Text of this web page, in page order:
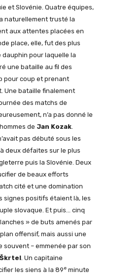
et Slovénie. Quatre équipes,
naturellement trusté la
aux attentes placées en
place, elle, fut des plus
pour laquelle la
une bataille au fil des
pour coup et prenant
Une bataille finalement
des matchs de
n’a pas donné le
de Jan Kozak.
pas débuté sous les
deux défaites sur le plus
puis la Slovénie. Deux
de beaux efforts
cité et une domination
signes positifs étaient là, les
slovaque. Et puis… cinq
» de buts amenés par
offensif, mais aussi une
souvent – emmenée par son
. Un capitaine
les siens à la 89eminute